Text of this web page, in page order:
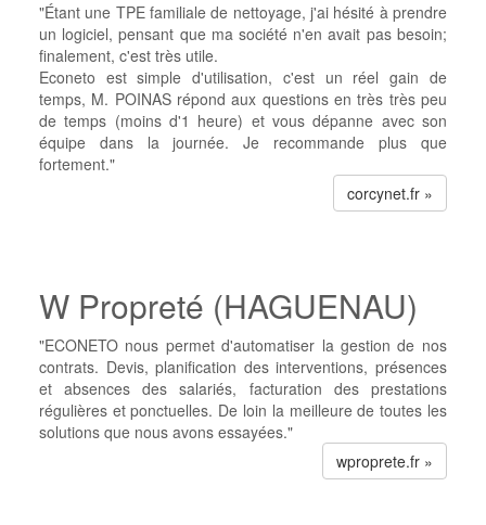
"Étant une TPE familiale de nettoyage, j'ai hésité à prendre
un logiciel, pensant que ma société n'en avait pas besoin;
finalement, c'est très utile.
Econeto est simple d'utilisation, c'est un réel gain de
temps, M. POINAS répond aux questions en très très peu
de temps (moins d'1 heure) et vous dépanne avec son
équipe dans la journée. Je recommande plus que
fortement."
corcynet.fr »
W Propreté (HAGUENAU)
"ECONETO nous permet d'automatiser la gestion de nos
contrats. Devis, planification des interventions, présences
et absences des salariés, facturation des prestations
régulières et ponctuelles. De loin la meilleure de toutes les
solutions que nous avons essayées."
wproprete.fr »